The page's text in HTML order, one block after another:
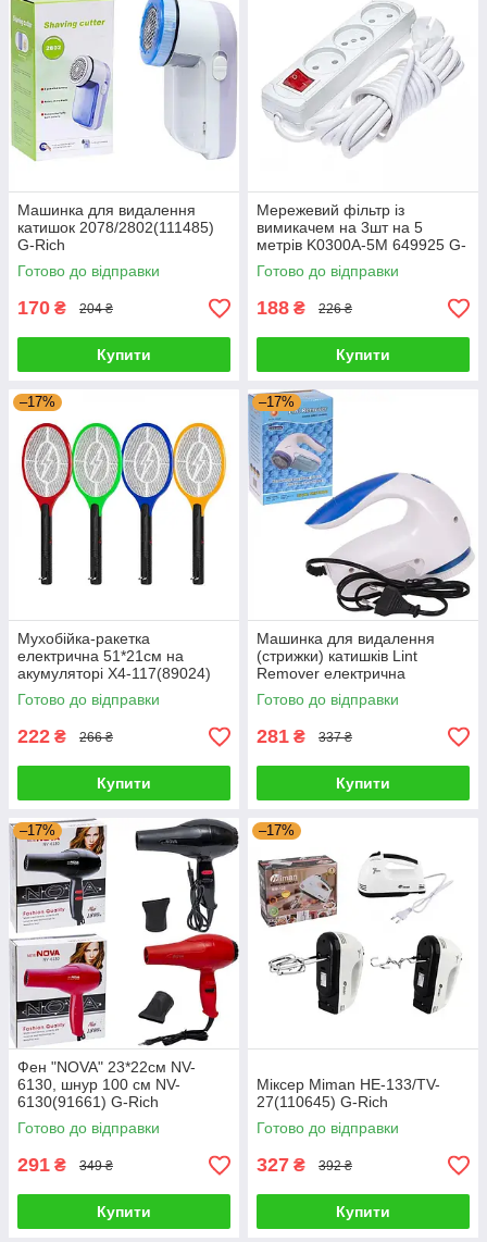
Машинка для видалення
катишок 2078/2802(111485)
G-Rich
Готово до відправки
170 ₴ 204 ₴
Купити
Мережевий фільтр із
вимикачем на 3шт на 5
метрів K0300A-5M 649925 G-
Rich
Готово до відправки
188 ₴ 226 ₴
Купити
–17%
Мухобійка-ракетка
електрична 51*21см на
акумуляторі X4-117(89024)
G-Rich
Готово до відправки
222 ₴ 266 ₴
Купити
–17%
Машинка для видалення
(стрижки) катишків Lint
Remover електрична
2018(110742) G-Rich
Готово до відправки
281 ₴ 337 ₴
Купити
–17%
Фен "NOVA" 23*22см NV-
6130, шнур 100 см NV-
6130(91661) G-Rich
Готово до відправки
291 ₴ 349 ₴
Купити
–17%
Міксер Miman НЕ-133/TV-
27(110645) G-Rich
Готово до відправки
327 ₴ 392 ₴
Купити